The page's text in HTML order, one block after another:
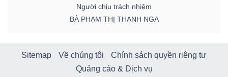
Người chịu trách nhiệm
BÀ PHẠM THỊ THANH NGA
Sitemap Về chúng tôi
Chính sách quyền riêng tư
Quảng cáo & Dịch vụ